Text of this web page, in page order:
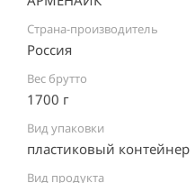
Страна-производитель
Россия ⠀
Вес брутто
1700 г
Вид упаковки
пластиковый контейнер ⠀
Вид продукта